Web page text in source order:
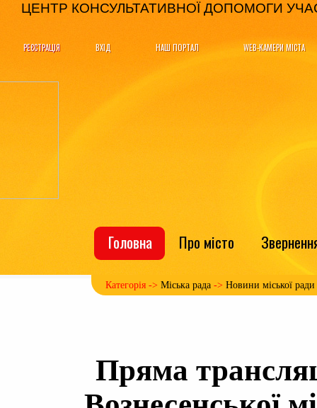
ЦЕНТР КОНСУЛЬТАТИВНОЇ ДОПОМОГИ
РЕЄСТРАЦІЯ ВХІД НАШ ПОРТАЛ WEB-КАМЕРИ МІСТА
Головна Про місто
Категорія -> Міська рада -> Новини міської ради
Пряма